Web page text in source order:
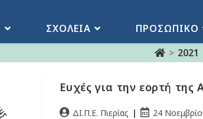
ΣΧΟΛΕΙΑ ΠΡΟΣΩΠΙΚΟ
> 2021
Ευχές για την εορτή της
ΔΙ.Π.Ε. Πιερίας 24